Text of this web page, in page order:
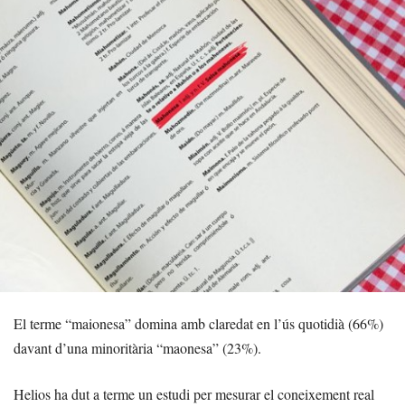
El terme “maionesa” domina amb claredat en l’ús quotidià (66%)
davant d’una minoritària “maonesa” (23%).
Helios ha dut a terme un estudi per mesurar el coneixement real